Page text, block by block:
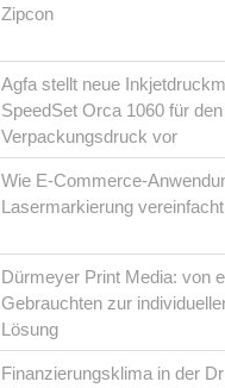
Zipcon
Agfa stellt neue
SpeedSet Orca 1060 für den
Verpackungsdruck vor
Wie E-Commerce-
Lasermarkierung
Dürmeyer Print Media: von
Gebrauchten zur
Lösung
Finanzierungsklima in der